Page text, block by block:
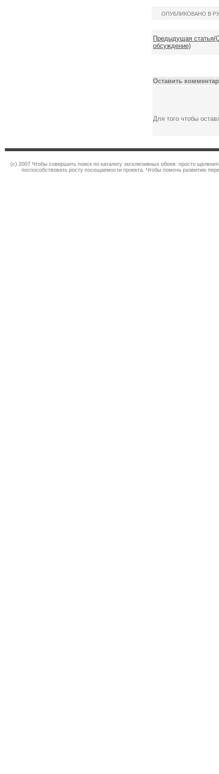
ОПУБЛИКОВАНО В
Предыдущая
обсуждение)
Оставить
Для того чтобы
(c) 2007 Чтобы совершить поиск по каталогу эксклюзивных обоев: просто
поспособствовать росту посещаемости проекта. Чтобы помочь развитию